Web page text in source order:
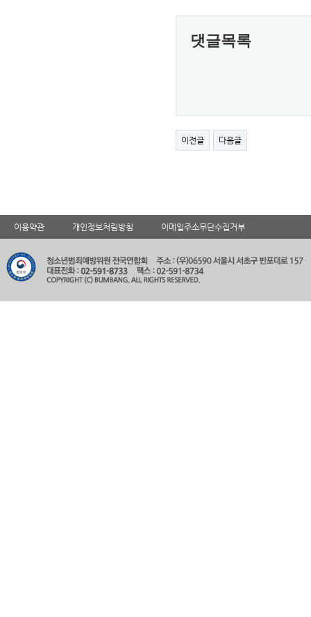
댓글목록
이전글 다음글
이용약관 개인정보처림방침 이메일주소무단수집거부